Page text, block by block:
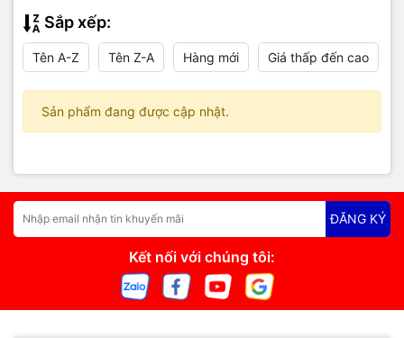
Sắp xếp:
Tên A-Z Tên Z-A Hàng mới Giá thấp đến cao
Sản phẩm đang được cập nhật.
ĐĂNG KÝ
Kết nối với chúng tôi: